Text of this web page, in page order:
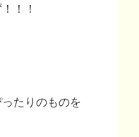
！！
たりのものを